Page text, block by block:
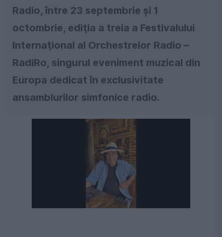
Radio, între 23 septembrie şi 1
octombrie, ediţia a treia a Festivalului
Internaţional al Orchestrelor Radio –
RadiRo, singurul eveniment muzical din
Europa dedicat în exclusivitate
ansamblurilor simfonice radio.